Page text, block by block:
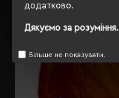
додатково.
Дякуємо за розуміння.
Більше не показувати.